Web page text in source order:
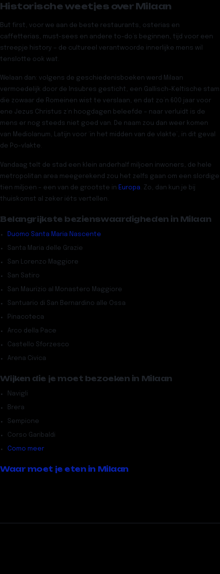
Historische weetjes over Milaan
But first, voor we aan de beste restaurants, osterias en
caffetterias, must-sees en andere to-do’s beginnen, tijd voor een
streepje history – de cultureel verantwoorde innerlijke mens wil
tenslotte ook wat.
Welaan dan: volgens de geschiedenisboeken werd Milaan
vermoedelijk door de Insubres gesticht, een Gallisch-Keltische stam
die zowaar de Romeinen wist te verslaan, en dat zo’n 600 jaar voor
ene Jezus Christus z’n hoogdagen beleefde – naar verluidt is de
mens er nog steeds niet goed van. De naam zou dan weer komen
van Mediolanum, Latijn voor ‘in het midden van de vlakte’, in dit geval
de Po-vlakte.
Vandaag telt de stad een klein anderhalf miljoen inwoners, de hele
metropolitan area meegerekend zou het zelfs gaan om een slordige
tien miljoen – een van de grootste in Europa. Zo, dan kun je bij
thuiskomst al zeker iéts vertellen.
Belangrijkste bezienswaardigheden in Milaan
Duomo Santa Maria Nascente
Santa Maria delle Grazie
San Lorenzo Maggiore
San Satiro
San Maurizio al Monastero Maggiore
Santuario di San Bernardino alle Ossa
Pinacoteca
Arco della Pace
Castello Sforzesco
Arena Civica
Wijken die je moet bezoeken in Milaan
Navigli
Brera
Sempione
Corso Garibaldi
Como meer
Waar moet je eten in Milaan